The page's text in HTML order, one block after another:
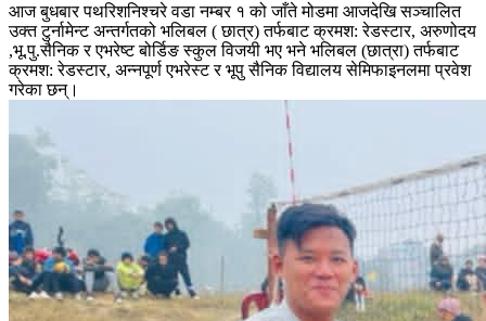
आज बुधबार पथरिशनिश्चरे वडा नम्बर १ को जाँते मोडमा आजदेखि सञ्चालित
उक्त टुर्नामेन्ट अन्तर्गतको भलिबल ( छात्र) तर्फबाट क्रमश: रेडस्टार, अरुणोदय
,भू.पु.सैनिक र एभरेष्ट बोर्डिङ स्कुल विजयी भए भने भलिबल (छात्रा) तर्फबाट
क्रमश: रेडस्टार, अन्नपूर्ण एभरेस्ट र भूपु सैनिक विद्यालय सेमिफाइनलमा प्रवेश
गरेका छन्।